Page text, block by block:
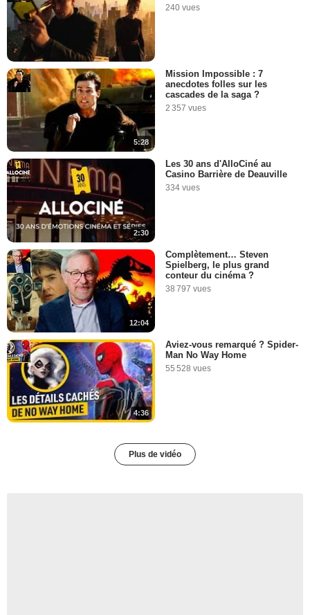
240 vues
5:28
Mission Impossible : 7
anecdotes folles sur les
cascades de la saga ?
2 357 vues
2:30
Les 30 ans d'AlloCiné au
Casino Barrière de Deauville
334 vues
12:04
Complètement… Steven
Spielberg, le plus grand
conteur du cinéma ?
38 797 vues
4:36
Aviez-vous remarqué ? Spider-
Man No Way Home
55 528 vues
Plus de vidéo